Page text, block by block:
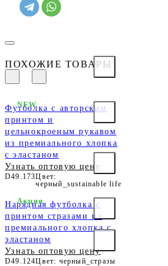
ПОХОЖИЕ ТОВАРЫ
Футболка с авторским
принтом и
цельнокроеным рукавом
из премиального хлопка
с эластаном
Узнать оптовую цену
D49.173Цвет:
черный_sustainable life
NEW
Нарядная футболка с
принтом стразами из
премиального хлопка с
эластаном
Узнать оптовую цену
D49.124Цвет: черный_стразы
Акция